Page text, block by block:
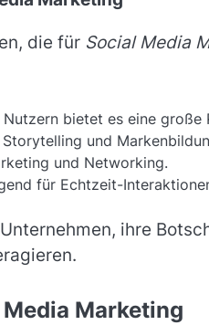
die für Social Media
bietet es eine große
und
und Networking.
für Echtzeit-
ihre
Marketing